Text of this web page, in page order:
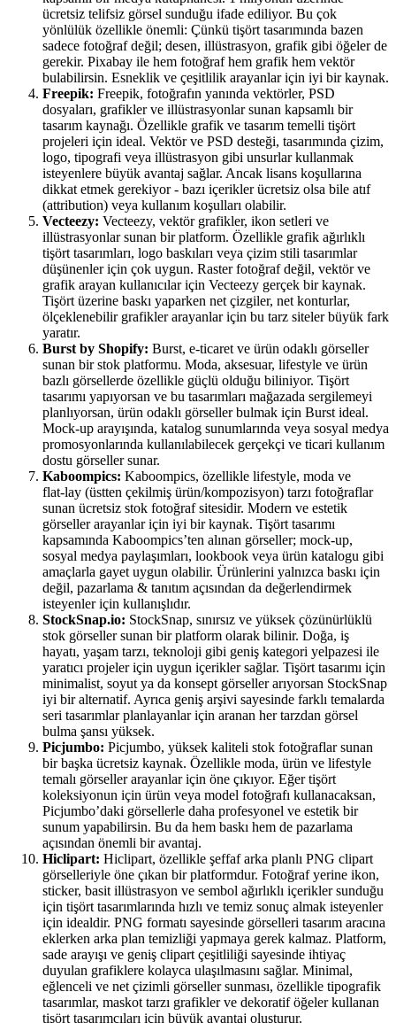
ücretsiz telifsiz görsel sunduğu ifade ediliyor. Bu çok
yönlülük özellikle önemli: Çünkü tişört tasarımında bazen
sadece fotoğraf değil; desen, illüstrasyon, grafik gibi öğeler de
gerekir. Pixabay ile hem fotoğraf hem grafik hem vektör
bulabilirsin. Esneklik ve çeşitlilik arayanlar için iyi bir kaynak.
Freepik: Freepik, fotoğrafın yanında vektörler, PSD
dosyaları, grafikler ve illüstrasyonlar sunan kapsamlı bir
tasarım kaynağı. Özellikle grafik ve tasarım temelli tişört
projeleri için ideal. Vektör ve PSD desteği, tasarımında çizim,
logo, tipografi veya illüstrasyon gibi unsurlar kullanmak
isteyenlere büyük avantaj sağlar. Ancak lisans koşullarına
dikkat etmek gerekiyor - bazı içerikler ücretsiz olsa bile atıf
(attribution) veya kullanım koşulları olabilir.
Vecteezy: Vecteezy, vektör grafikler, ikon setleri ve
illüstrasyonlar sunan bir platform. Özellikle grafik ağırlıklı
tişört tasarımları, logo baskıları veya çizim stili tasarımlar
düşünenler için çok uygun. Raster fotoğraf değil, vektör ve
grafik arayan kullanıcılar için Vecteezy gerçek bir kaynak.
Tişört üzerine baskı yaparken net çizgiler, net konturlar,
ölçeklenebilir grafikler arayanlar için bu tarz siteler büyük fark
yaratır.
Burst by Shopify: Burst, e‑ticaret ve ürün odaklı görseller
sunan bir stok platformu. Moda, aksesuar, lifestyle ve ürün
bazlı görsellerde özellikle güçlü olduğu biliniyor. Tişört
tasarımı yapıyorsan ve bu tasarımları mağazada sergilemeyi
planlıyorsan, ürün odaklı görseller bulmak için Burst ideal.
Mock‑up arayışında, katalog sunumlarında veya sosyal medya
promosyonlarında kullanılabilecek gerçekçi ve ticari kullanım
dostu görseller sunar.
Kaboompics: Kaboompics, özellikle lifestyle, moda ve
flat‑lay (üstten çekilmiş ürün/kompozisyon) tarzı fotoğraflar
sunan ücretsiz stok fotoğraf sitesidir. Modern ve estetik
görseller arayanlar için iyi bir kaynak. Tişört tasarımı
kapsamında Kaboompics’ten alınan görseller; mock‑up,
sosyal medya paylaşımları, lookbook veya ürün katalogu gibi
amaçlarla gayet uygun olabilir. Ürünlerini yalnızca baskı için
değil, pazarlama & tanıtım açısından da değerlendirmek
isteyenler için kullanışlıdır.
StockSnap.io: StockSnap, sınırsız ve yüksek çözünürlüklü
stok görseller sunan bir platform olarak bilinir. Doğa, iş
hayatı, yaşam tarzı, teknoloji gibi geniş kategori yelpazesi ile
yaratıcı projeler için uygun içerikler sağlar. Tişört tasarımı için
minimalist, soyut ya da konsept görseller arıyorsan StockSnap
iyi bir alternatif. Ayrıca geniş arşivi sayesinde farklı temalarda
seri tasarımlar planlayanlar için aranan her tarzdan görsel
bulma şansı yüksek.
Picjumbo: Picjumbo, yüksek kaliteli stok fotoğraflar sunan
bir başka ücretsiz kaynak. Özellikle moda, ürün ve lifestyle
temalı görseller arayanlar için öne çıkıyor. Eğer tişört
koleksiyonun için ürün veya model fotoğrafı kullanacaksan,
Picjumbo’daki görsellerle daha profesyonel ve estetik bir
sunum yapabilirsin. Bu da hem baskı hem de pazarlama
açısından önemli bir avantaj.
Hiclipart: Hiclipart, özellikle şeffaf arka planlı PNG clipart
görselleriyle öne çıkan bir platformdur. Fotoğraf yerine ikon,
sticker, basit illüstrasyon ve sembol ağırlıklı içerikler sunduğu
için tişört tasarımlarında hızlı ve temiz sonuç almak isteyenler
için idealdir. PNG formatı sayesinde görselleri tasarım aracına
eklerken arka plan temizliği yapmaya gerek kalmaz. Platform,
sade arayışı ve geniş clipart çeşitliliği sayesinde ihtiyaç
duyulan grafiklere kolayca ulaşılmasını sağlar. Minimal,
eğlenceli ve net çizimli görseller sunması, özellikle tipografik
tasarımlar, maskot tarzı grafikler ve dekoratif öğeler kullanan
tişört tasarımcıları için büyük avantaj oluşturur.